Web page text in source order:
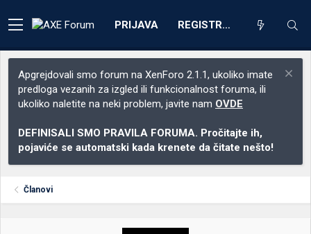
PRIJAVA REGISTRACIJA
Apgrejdovali smo forum na XenForo 2.1.1, ukoliko imate
predloga vezanih za izgled ili funkcionalnost foruma, ili
ukoliko naletite na neki problem, javite nam OVDE
DEFINISALI SMO PRAVILA FORUMA. Pročitajte ih,
pojaviće se automatski kada krenete da čitate nešto!
Članovi